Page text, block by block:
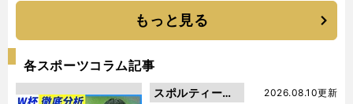
もっと見る
各スポーツコラム記事
2026.08.10更新
スポルティーバ